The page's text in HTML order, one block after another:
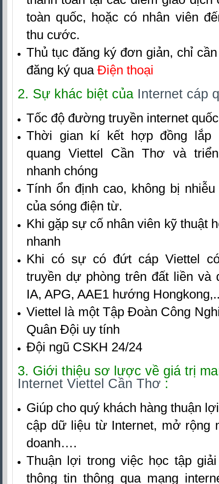
toàn quốc, hoặc có nhân viên
thu cước.
Thủ tục đăng ký đơn giản, chỉ
đăng ký qua Điện thoại
2. Sự khác biệt của Internet cáp
Tốc độ đường truyền internet
Thời gian kí kết hợp đồng lắp
quang Viettel Cần Thơ và
nhanh chóng
Tính ổn định cao, không bị
của sóng điện từ.
Khi gặp sự cố nhân viên kỹ thuật
nhanh
Khi có sự có đứt cáp Viettel
truyền dự phòng trên đất liền và
IA, APG, AAE1 hướng
Viettel là một Tập Đoàn Công
Quân Đội uy tính
Đội ngũ CSKH 24/24
3. Giới thiệu sơ lược về giá trị
Internet Viettel Cần Thơ :
Giúp cho quý khách hàng thuận
cập dữ liệu từ Internet, mở rộng
doanh….
Thuận lợi trong việc học tập
thông tin thông qua mạng